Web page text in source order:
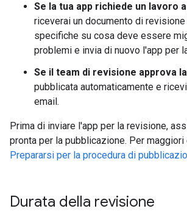
Se la tua app richiede un lavoro
riceverai un documento di
specifiche su cosa deve essere
problemi e invia di nuovo l'app per
Se il team di revisione approva
pubblicata automaticamente e
email.
Prima di inviare l'app per la revisione,
pronta per la pubblicazione. Per
Prepararsi per la procedura di
Durata della revisione